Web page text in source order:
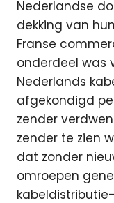
Nederlandse
dekking van
Franse
onderdeel was
Nederlands
afgekondigd
zender
zender te zien
dat zonder
omroepen